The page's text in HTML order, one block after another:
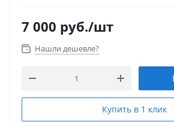
7 000 руб./шт
Нашли дешевле?
Купить в 1 клик